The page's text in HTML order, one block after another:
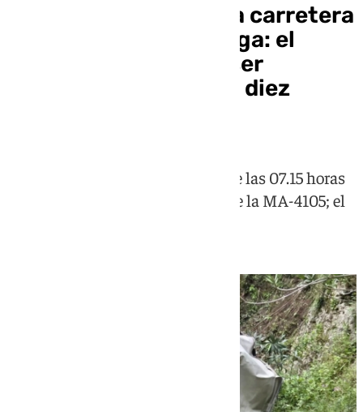
Un coche se sale de la carretera
y cae a un río de Málaga: el
conductor tuvo que ser
excarcelado a más de diez
Los hechos han tenido lugar sobre las 07.15 horas
de este viernes en el kilómetro 1 de la MA-4105; el